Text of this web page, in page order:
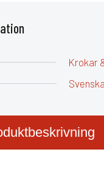
Krokar